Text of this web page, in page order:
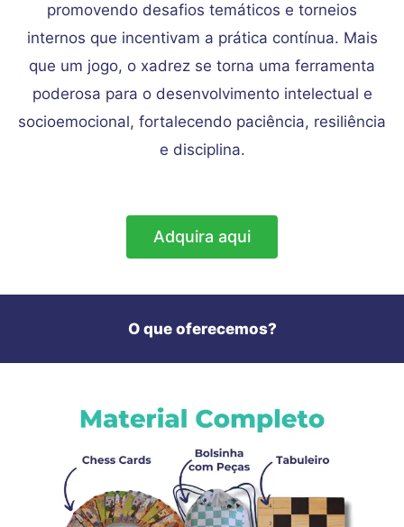
promovendo desafios temáticos e torneios
internos que incentivam a prática contínua. Mais
que um jogo, o xadrez se torna uma ferramenta
poderosa para o desenvolvimento intelectual e
socioemocional, fortalecendo paciência, resiliência
e disciplina.
Adquira aqui
O que oferecemos?